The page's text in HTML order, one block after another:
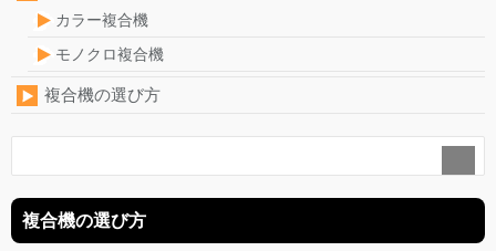
カラー複合機
モノクロ複合機
複合機の選び方
複合機の選び方